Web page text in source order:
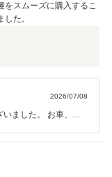
をスムーズに購入するこ
た。
2026/07/08
ました。 お車、お
続きフォローさせて
宜しくお願い申し上